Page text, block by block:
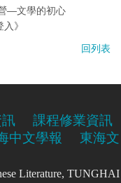
—文學的初心
》
回列表
課程修業資訊
中文學報
東海文
Literature, TUNGHAI